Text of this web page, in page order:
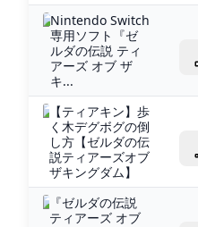
Nintendo Switch
専用ソフト『ゼ
ルダの伝説 ティ
アーズ オブ ザ
キ...
【ティアキン】歩
く木デグボグの倒
し方【ゼルダの伝
説ティアーズオブ
ザキングダム】
『ゼルダの伝説
ティアーズ オブ